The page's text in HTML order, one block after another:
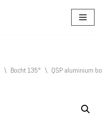
\ Bocht 135° \ QSP aluminium